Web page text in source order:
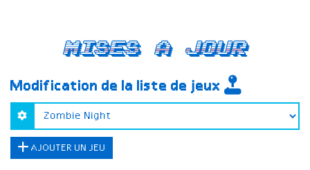
Mises a jour
Modification de la liste de jeux
AJOUTER UN JEU